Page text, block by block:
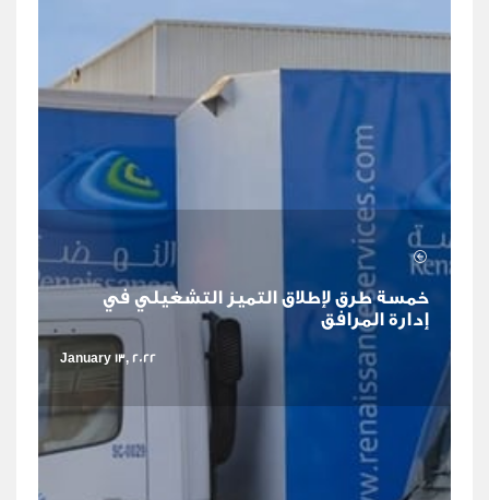
خمسة طرق لإطلاق التميز التشغيلي في
إدارة المرافق
January 13, 2022